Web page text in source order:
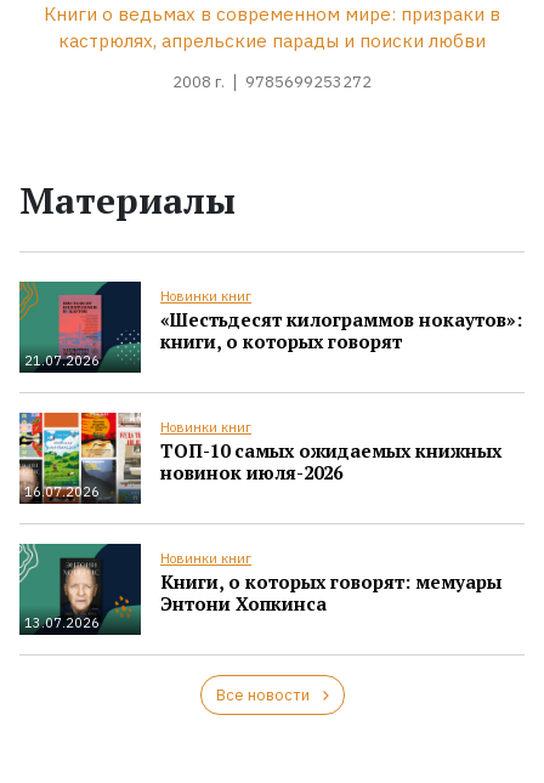
Книги о ведьмах в современном мире: призраки в
кастрюлях, апрельские парады и поиски любви
2008 г. 9785699253272
Материалы
21.07.2026
Новинки книг
«Шестьдесят килограммов нокаутов»:
книги, о которых говорят
16.07.2026
Новинки книг
ТОП-10 самых ожидаемых книжных
новинок июля-2026
13.07.2026
Новинки книг
Книги, о которых говорят: мемуары
Энтони Хопкинса
Все новости